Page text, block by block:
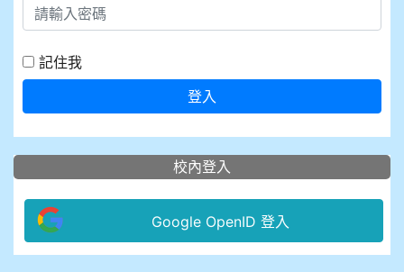
記住我
登入
校內登入
Google OpenID 登入